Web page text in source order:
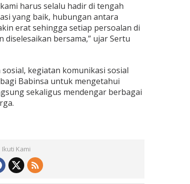
harus selalu hadir di tengah
yang baik, hubungan antara
erat sehingga setiap persoalan di
diselesaikan bersama,” ujar Sertu
kegiatan komunikasi sosial
Babinsa untuk mengetahui
sekaligus mendengar berbagai
Ikuti Kami